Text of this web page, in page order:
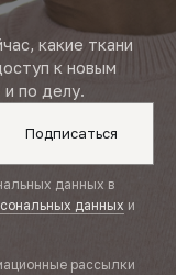
какие ткани
к новым
по делу.
Подписаться
данных в
данных и
рассылки